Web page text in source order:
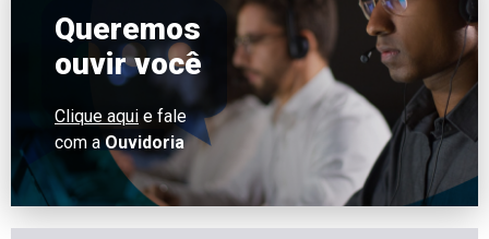
Queremos
ouvir você
Clique aqui e fale
com a Ouvidoria